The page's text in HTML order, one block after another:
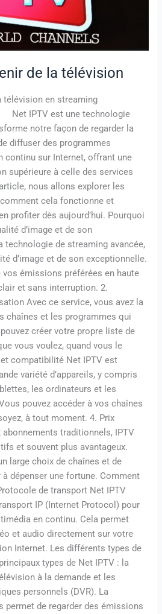
de la télévision
télévision en streaming
Net IPTV est une technologie
notre façon de regarder la
diffuser des programmes
continu sur Internet, offrant une
supérieure à celle des services
nous allons explorer les
cela fonctionne et
profiter dès aujourd’hui. Pourquoi
d’image et de son
technologie de streaming avancée,
d’image et de son exceptionnelle.
émissions préférées en haute
et sans interruption. 2.
Avec ce service, vous avez la
chaînes et les programmes qui
créer votre propre liste de
vous voulez, quand vous le
compatibilité Net IPTV est
variété d’appareils, y compris
les ordinateurs et les
pouvez accéder à vos chaînes
à tout moment. 4. Prix
abonnements traditionnels, IPTV
et souvent plus avantageux.
large choix de chaînes et de
dépenser une fortune. Comment
de transport Net IPTV
IP (Internet Protocol) pour
en continu. Cela permet
et audio directement sur votre
Internet. Les différents types de
types de Net IPTV : la
à la demande et les
personnels (DVR). La
permet de regarder des émissions